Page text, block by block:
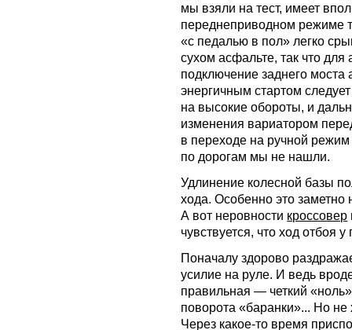
мы взяли на тест, имеет
переднеприводном режиме
«с педалью в пол» легко
сухом асфальте, так что
подключение заднего моста
энергичным стартом
на высокие обороты, и
изменения вариатором
в переходе на ручной
по дорогам мы не нашли.
Удлинение колесной базы
хода. Особенно это заметно
А вот неровности кроссовер
чувствуется, что ход отбоя
Поначалу здорово
усилие на руле. И ведь
правильная — четкий
поворота «баранки»... Но не
Через какое-то время